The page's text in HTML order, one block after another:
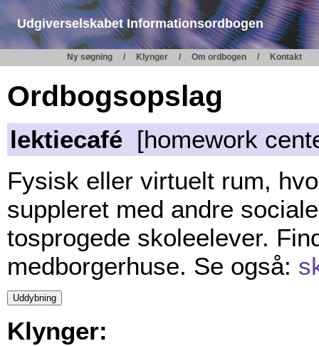
Udgiverselskabet Informationsordbogen
Ny søgning Klynger Om ordbogen Kontakt
Ordbogsopslag
lektiecafé [homework
Fysisk eller virtuelt rum,
suppleret med andre
tosprogede skoleelever.
medborgerhuse. Se også:
Klynger: